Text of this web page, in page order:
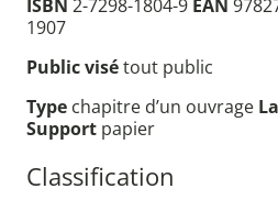
ISBN 2-7298-1804-9 EAN
1907
Public visétout public
Type chapitre d’un ouvrage
Support papier
Classification